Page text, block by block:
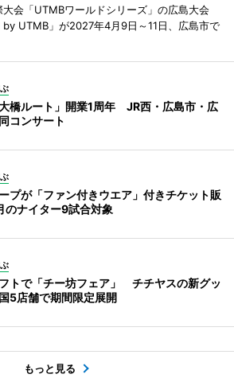
大会「UTMBワールドシリーズ」の広島大会
UTMB」が2027年4月9日～11日、広島市で
大橋ルート」開業1周年 JR西・広島市・広
コンサート
プが「ファン付きウエア」付きチケット販
ナイター9試合対象
トで「チー坊フェア」 チチヤスの新グッ
5店舗で期間限定展開
もっと見る